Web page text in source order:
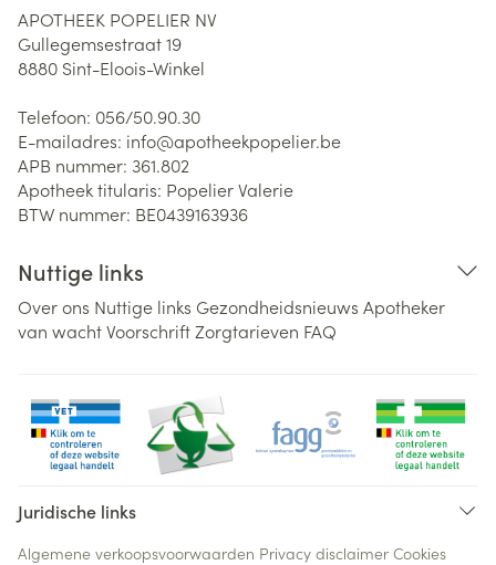
APOTHEEK POPELIER NV
Gullegemsestraat 19
8880 Sint-Eloois-Winkel
Telefoon: 056/50.90.30
E-mailadres: info@apotheekpopelier.be
APB nummer: 361.802
Apotheek titularis: Popelier Valerie
BTW nummer: BE0439163936
Nuttige links
Over ons Nuttige links Gezondheidsnieuws Apotheker
van wachtVoorschriftZorgtarieven FAQ
Juridische links
Algemene verkoopsvoorwaarden Privacy disclaimer Cookies